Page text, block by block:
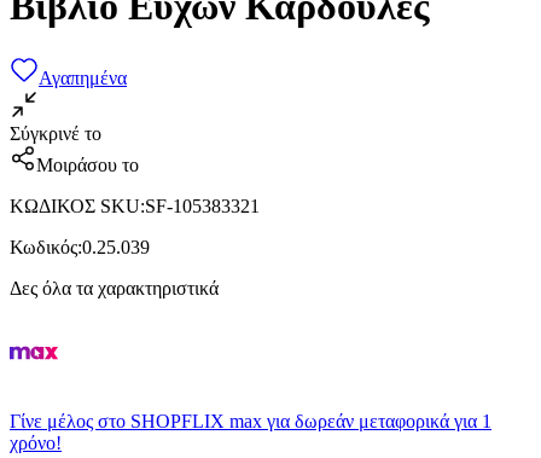
Αγαπημένα
Σύγκρινέ το
Μοιράσου το
ΚΩΔΙΚΟΣ SKU:SF-105383321
Κωδικός:0.25.039
Δες όλα τα χαρακτηριστικά
Γίνε μέλος στο SHOPFLIX max για δωρεάν μεταφορικά για 1
χρόνο!